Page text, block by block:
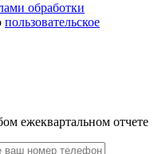
обработки
пользовательское
ежеквартальном отчете